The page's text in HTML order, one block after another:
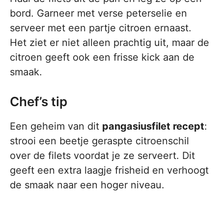
bord. Garneer met verse peterselie en
serveer met een partje citroen ernaast.
Het ziet er niet alleen prachtig uit, maar de
citroen geeft ook een frisse kick aan de
smaak.
Chef’s tip
Een geheim van dit pangasiusfilet recept:
strooi een beetje geraspte citroenschil
over de filets voordat je ze serveert. Dit
geeft een extra laagje frisheid en verhoogt
de smaak naar een hoger niveau.